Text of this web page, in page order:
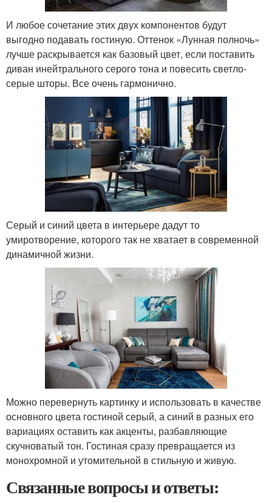
И любое сочетание этих двух компонентов будут
выгодно подавать гостиную. Оттенок «Лунная полночь»
лучше раскрывается как базовый цвет, если поставить
диван инейтрального серого тона и повесить светло-
серые шторы. Все очень гармонично.
Серый и синий цвета в интерьере дадут то
умиротворение, которого так не хватает в современной
динамичной жизни.
Можно перевернуть картинку и использовать в качестве
основного цвета гостиной серый, а синий в разных его
вариациях оставить как акценты, разбавляющие
скучноватый тон. Гостиная сразу превращается из
монохромной и утомительной в стильную и живую.
Связанные вопросы и ответы: